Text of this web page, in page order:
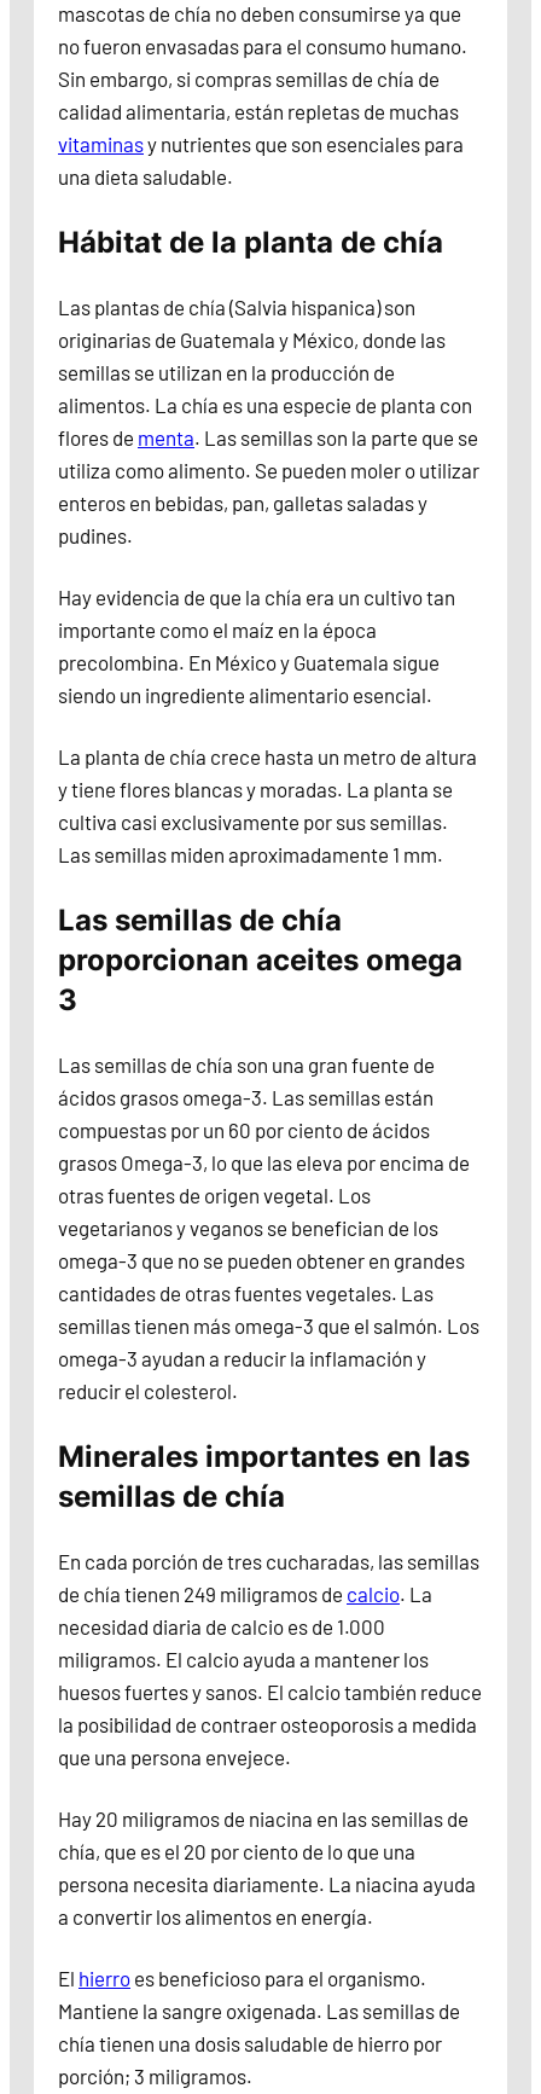
mascotas de chía no deben consumirse ya que
no fueron envasadas para el consumo humano.
Sin embargo, si compras semillas de chía de
calidad alimentaria, están repletas de muchas
vitaminasy nutrientes que son esenciales para
una dieta saludable.
Hábitat de la planta de chía
Las plantas de chía (Salvia hispanica) son
originarias de Guatemala y México, donde las
semillas se utilizan en la producción de
alimentos. La chía es una especie de planta con
flores de menta. Las semillas son la parte que se
utiliza como alimento. Se pueden moler o utilizar
enteros en bebidas, pan, galletas saladas y
pudines.
Hay evidencia de que la chía era un cultivo tan
importante como el maíz en la época
precolombina. En México y Guatemala sigue
siendo un ingrediente alimentario esencial.
La planta de chía crece hasta un metro de altura
y tiene flores blancas y moradas. La planta se
cultiva casi exclusivamente por sus semillas.
Las semillas miden aproximadamente 1 mm.
Las semillas de chía
proporcionan aceites omega
3
Las semillas de chía son una gran fuente de
ácidos grasos omega-3. Las semillas están
compuestas por un 60 por ciento de ácidos
grasos Omega-3, lo que las eleva por encima de
otras fuentes de origen vegetal. Los
vegetarianos y veganos se benefician de los
omega-3 que no se pueden obtener en grandes
cantidades de otras fuentes vegetales. Las
semillas tienen más omega-3 que el salmón. Los
omega-3 ayudan a reducir la inflamación y
reducir el colesterol.
Minerales importantes en las
semillas de chía
En cada porción de tres cucharadas, las semillas
de chía tienen 249 miligramos de calcio. La
necesidad diaria de calcio es de 1.000
miligramos. El calcio ayuda a mantener los
huesos fuertes y sanos. El calcio también reduce
la posibilidad de contraer osteoporosis a medida
que una persona envejece.
Hay 20 miligramos de niacina en las semillas de
chía, que es el 20 por ciento de lo que una
persona necesita diariamente. La niacina ayuda
a convertir los alimentos en energía.
El hierro es beneficioso para el organismo.
Mantiene la sangre oxigenada. Las semillas de
chía tienen una dosis saludable de hierro por
porción; 3 miligramos.